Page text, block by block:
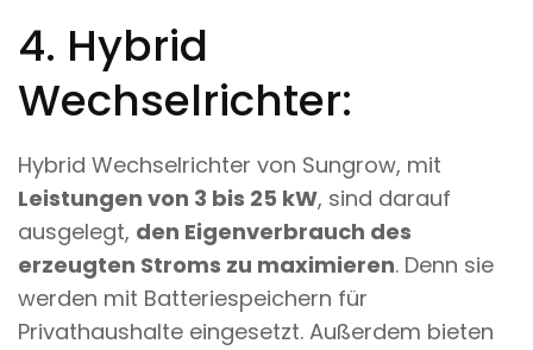
4. Hybrid
Wechselrichter:
Hybrid Wechselrichter von Sungrow, mit
Leistungen von 3 bis 25 kW, sind darauf
ausgelegt, den Eigenverbrauch des
erzeugten Stroms zu maximieren. Denn sie
werden mit Batteriespeichern für
Privathaushalte eingesetzt. Außerdem bieten